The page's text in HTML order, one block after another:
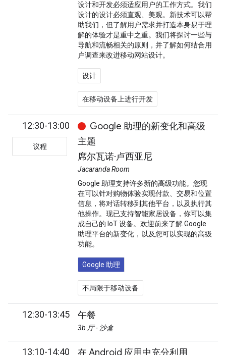
设计和开发必须适应用户的工作方式。我们
设计的设计必须直观、美观。新技术可以帮
助我们，但了解用户需求并打造本身易于理
解的体验才是重中之重。我们将探讨一些与
导航和流畅相关的原则，并了解如何结合用
户调查来改进移动网站设计。
设计
在移动设备上进行开发
12:30-13:00
议程
Google 助理的新变化和高级
主题
席尔瓦诺·卢西亚尼
Jacaranda Room
Google 助理支持许多新的高级功能。您现
在可以针对购物体验实现付款、交易和位置
信息，将对话转移到其他平台，以及执行其
他操作。现已支持智能家居设备，你可以集
成自己的 IoT 设备。欢迎前来了解 Google
助理平台的新变化，以及您可以实现的高级
功能。
Google 助理
不局限于移动设备
12:30-13:45 午餐
3b 厅 - 沙盒
13:10-14:40
在 Android 应用中充分利用